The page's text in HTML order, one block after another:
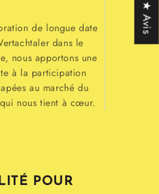
de longue date
dans le
nous apportons une
à la participation
au marché du
nous tient à cœur.
POUR
★ Avis